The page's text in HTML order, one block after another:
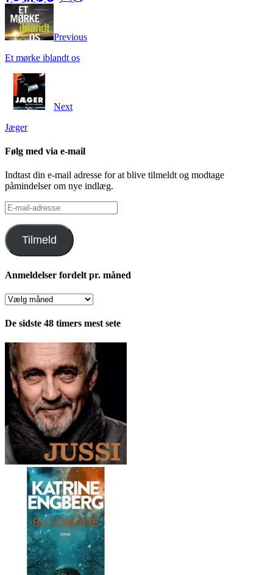
Previous
Et mørke iblandt os
Next
Jæger
Følg med via e-mail
Indtast din e-mail adresse for at blive tilmeldt og modtage
påmindelser om nye indlæg.
E-
mail-
adresse
Tilmeld
Anmeldelser fordelt pr. måned
Anmeldelser
pr.
De sidste 48 timers mest sete